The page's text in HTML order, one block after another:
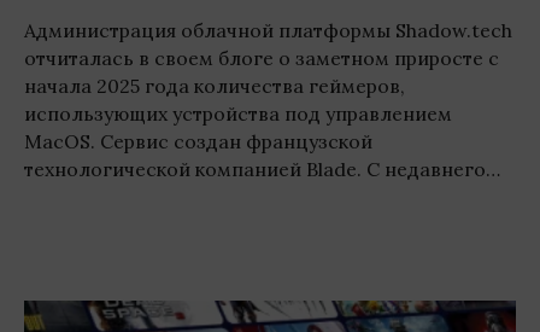
Администрация облачной платформы Shadow.tech
отчиталась в своем блоге о заметном приросте с
начала 2025 года количества геймеров,
использующих устройства под управлением
MacOS. Сервис создан французской
технологической компанией Blade. С недавнего…